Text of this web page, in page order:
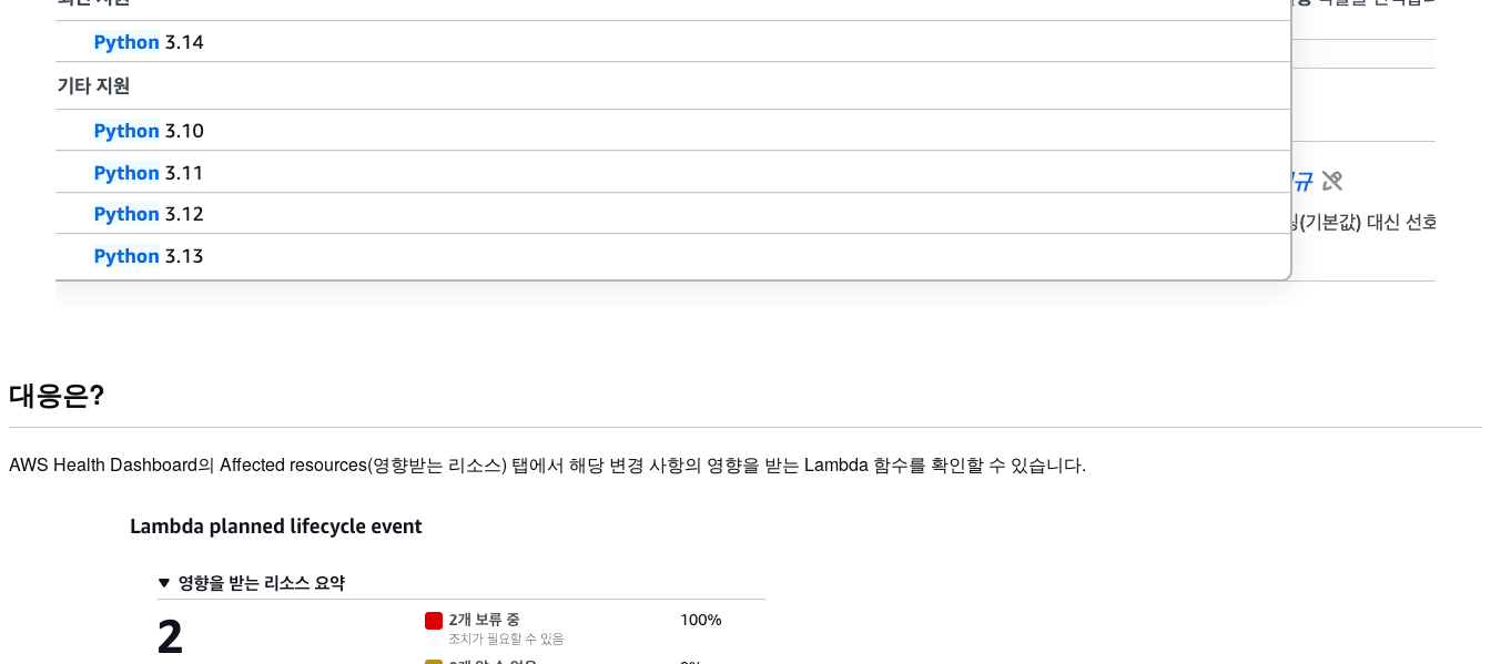
대응은?
AWS Health Dashboard의 Affected resources(영향받는 리소스) 탭에서 해당 변경 사항의 영향을 받는 Lambda 함수를 확인할 수 있습니다.